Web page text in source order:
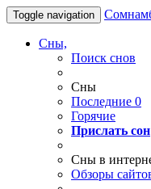
Toggle navigation
Сны,
Поиск снов
Сны
Последние 0
Горячие
Прислать сон
Сны в
Обзоры